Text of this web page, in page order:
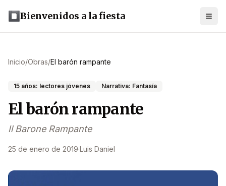
Bienvenidos a la fiesta
Inicio/Obras/El barón rampante
15 años: lectores jóvenes Narrativa: Fantasía
El barón rampante
Il Barone Rampante
25 de enero de 2019·Luis Daniel